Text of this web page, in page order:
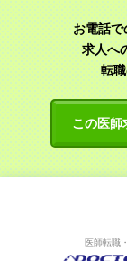
お電話で
求人へ
転
この医師
医師転職